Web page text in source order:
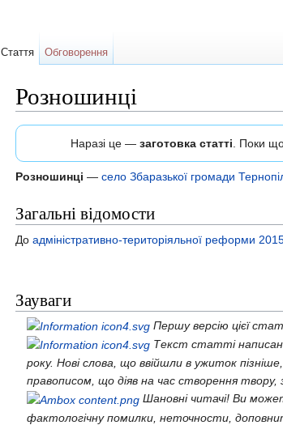
Розношинці
Наразі це — заготовка статті. Поки
Розношинці — село Збаразької громади
Загальні відомости
До адміністративно-територіяльної реформи
Зауваги
Першу версію цієї
Текст статті
року. Нові слова, що ввійшли в ужиток
правописом, що діяв на час створення твору,
Шановні читачі! Ви
фактологічну помилки, неточности,
Стаття Обговорення